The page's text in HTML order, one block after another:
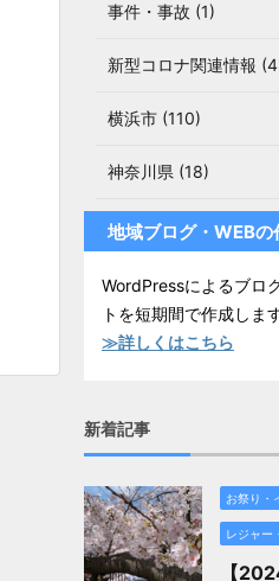
事件・事故 (1)
新型コロナ関連情報
横浜市 (110)
神奈川県 (18)
地域ブログ・WEBの
WordPressによるブロ
トを短期間で作成します
≫詳しくはこちら
新着記事
お祭り・
レジャー
【